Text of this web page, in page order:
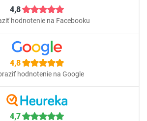
4,8
hodnotenie na Facebooku
4,8
hodnotenie na Google
4,7